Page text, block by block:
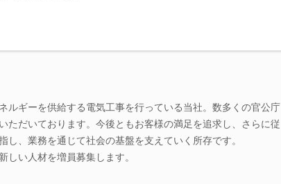
ルギーを供給する電気工事を行っている当社。数多くの官公庁
ただいております。今後ともお客様の満足を追求し、さらに従
し、業務を通じて社会の基盤を支えていく所存です。
しい人材を増員募集します。